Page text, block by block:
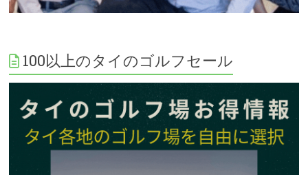
100以上のタイのゴルフセール